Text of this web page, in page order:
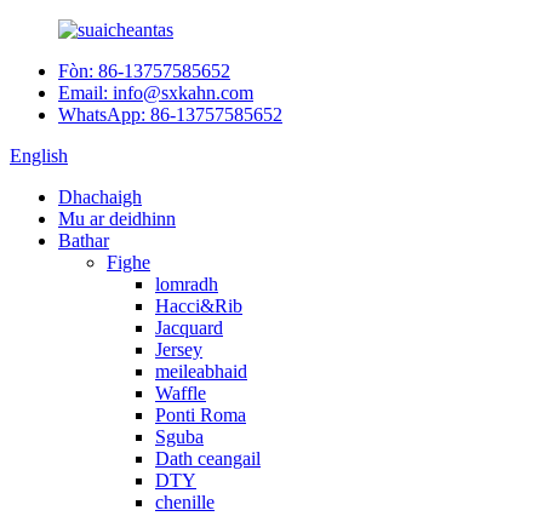
Fòn: 86-13757585652
Email: info@sxkahn.com
WhatsApp: 86-13757585652
English
Dhachaigh
Mu ar deidhinn
Bathar
Fighe
lomradh
Hacci&Rib
Jacquard
Jersey
meileabhaid
Waffle
Ponti Roma
Sguba
Dath ceangail
DTY
chenille